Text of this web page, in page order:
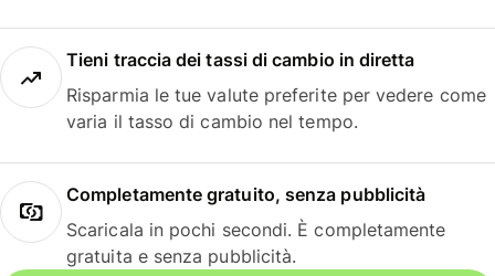
Tieni traccia dei tassi di cambio in diretta
Risparmia le tue valute preferite per vedere come
varia il tasso di cambio nel tempo.
Completamente gratuito, senza pubblicità
Scaricala in pochi secondi. È completamente
gratuita e senza pubblicità.